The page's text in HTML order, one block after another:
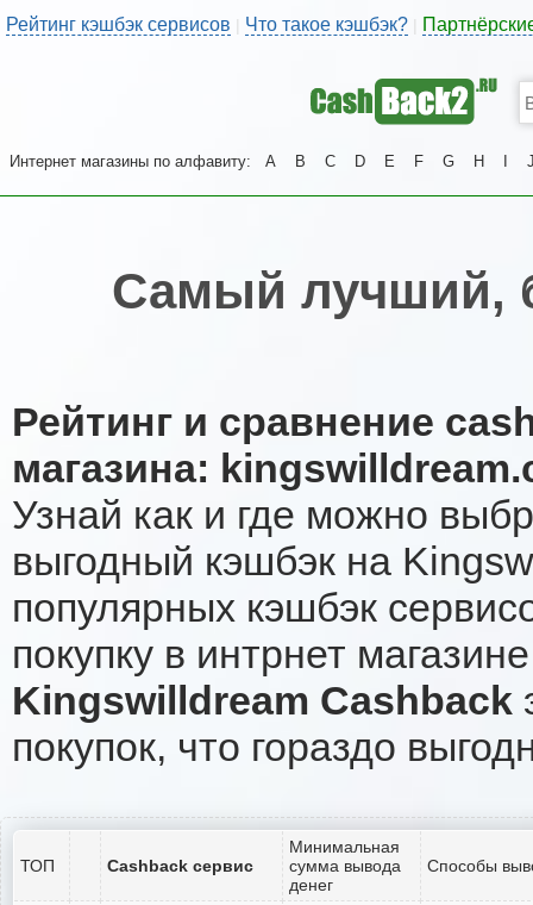
Рейтинг кэшбэк сервисов | Что такое кэшбэк?
Интернет магазины по алфавиту: A B C D E F G H
Самый лучший,
Рейтинг и сравнение
магазина:
Узнай как и где можно
выгодный кэшбэк на
популярных кэшбэк
покупку в интрнет
Kingswilldream Cashback
покупок, что гораздо
ТОП Cashback сервис
Минимальная
сумма вывода
денег
Способы